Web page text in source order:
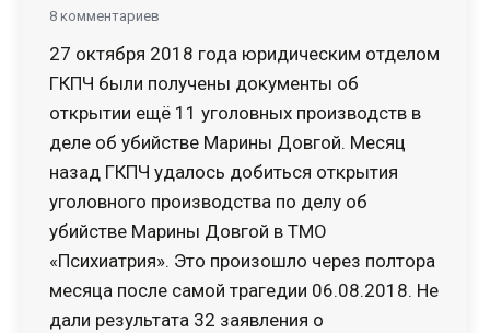
8 комментариев
27 октября 2018 года юридическим отделом
ГКПЧ были получены документы об
открытии ещё 11 уголовных производств в
деле об убийстве Марины Довгой. Месяц
назад ГКПЧ удалось добиться открытия
уголовного производства по делу об
убийстве Марины Довгой в ТМО
«Психиатрия». Это произошло через полтора
месяца после самой трагедии 06.08.2018. Не
дали результата 32 заявления о